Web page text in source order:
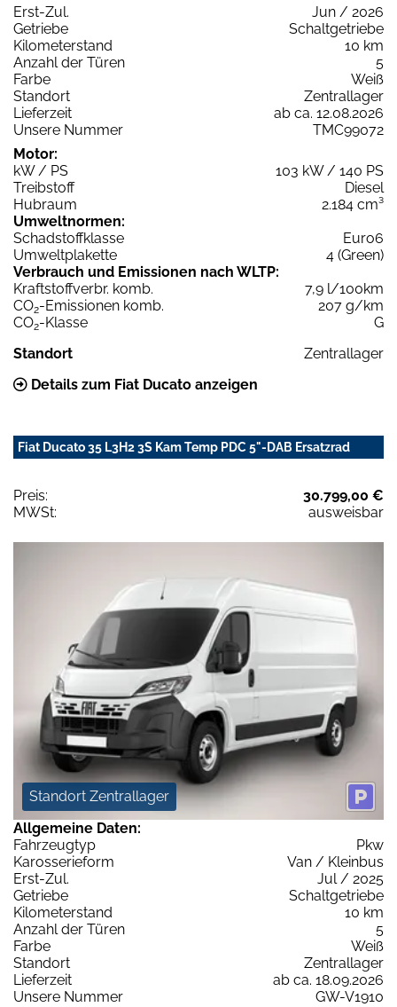
Erst-Zul.
Jun / 2026
Getriebe
Schaltgetriebe
Kilometerstand
10 km
Anzahl der Türen
5
Farbe
Weiß
Standort
Zentrallager
Lieferzeit
ab ca. 12.08.2026
Unsere Nummer
TMC99072
Motor:
kW / PS
103 kW / 140 PS
Treibstoff
Diesel
Hubraum
2.184 cm³
Umweltnormen:
Schadstoffklasse
Euro6
Umweltplakette
4 (Green)
Verbrauch und Emissionen nach WLTP:
Kraftstoffverbr. komb.
7,9 l/100km
CO2-Emissionen komb.
207 g/km
CO2-Klasse
G
Standort
Zentrallager
Details zum Fiat Ducato anzeigen
Fiat Ducato 35 L3H2 3S Kam Temp PDC 5"-DAB Ersatzrad
Preis:
30.799,00 €
MWSt:
ausweisbar
Standort Zentrallager
Allgemeine Daten:
Fahrzeugtyp
Pkw
Karosserieform
Van / Kleinbus
Erst-Zul.
Jul / 2025
Getriebe
Schaltgetriebe
Kilometerstand
10 km
Anzahl der Türen
5
Farbe
Weiß
Standort
Zentrallager
Lieferzeit
ab ca. 18.09.2026
Unsere Nummer
GW-V1910